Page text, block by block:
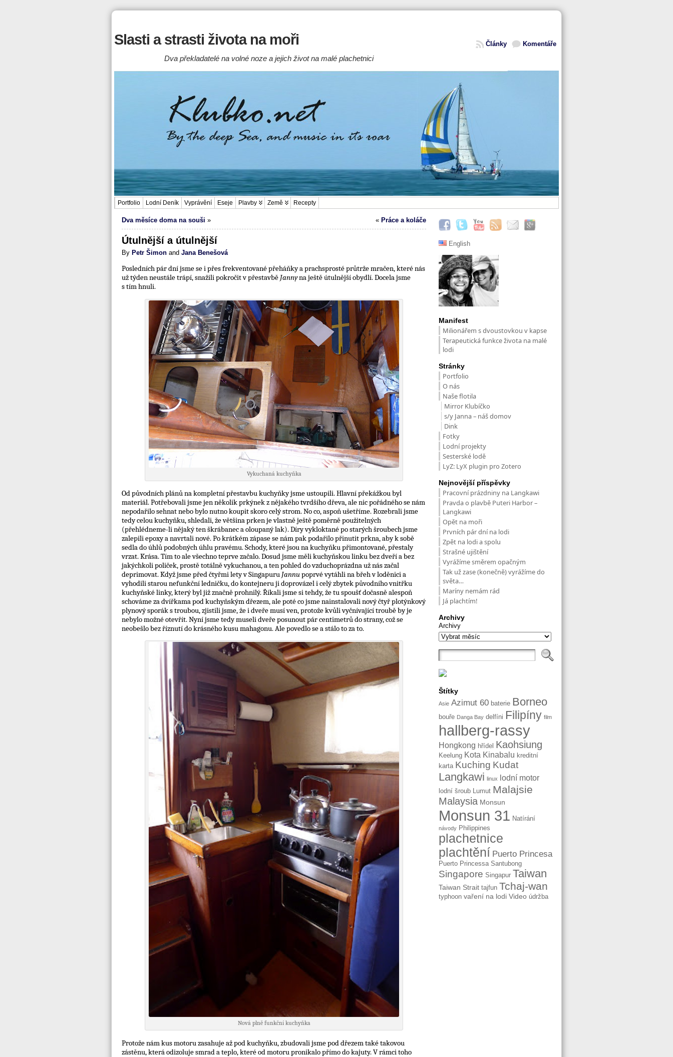
Slasti a strasti života na moři
Dva překladatelé na volné noze a jejich život na malé plachetnici
Komentáře
Články
Portfolio Lodní Deník Vyprávění Eseje Plavby Země Recepty
Dva měsíce doma na souši » « Práce a koláče
Útulnější a útulnější
By Petr Šimon and Jana Benešová
Posledních pár dní jsme se i přes frekventované přeháňky a prachsprosté průtrže mračen, které nás
už týden neustále trápí, snažili pokročit v přestavbě Jannyna ještě útulnější obydlí. Docela jsme
s tím hnuli.
Vykuchaná kuchyňka
Od původních plánů na kompletní přestavbu kuchyňky jsme ustoupili. Hlavní překážkou byl
materiál. Potřebovali jsme jen několik prkýnek z nějakého tvrdšího dřeva, ale nic pořádného se nám
nepodařilo sehnat nebo bylo nutno koupit skoro celý strom. No co, aspoň ušetříme. Rozebrali jsme
tedy celou kuchyňku, shledali, že většina prken je vlastně ještě poměrně použitelných
(přehlédneme-li nějaký ten škrábanec a oloupaný lak). Díry vykloktané po starých šroubech jsme
zalepili epoxy a navrtali nové. Po krátkém zápase se nám pak podařilo přinutit prkna, aby k sobě
sedla do úhlů podobných úhlu pravému. Schody, které jsou na kuchyňku přimontované, přestaly
vrzat. Krása. Tím to ale všechno teprve začalo. Dosud jsme měli kuchyňskou linku bez dveří a bez
jakýchkoli poliček, prostě totálně vykuchanou, a ten pohled do vzduchoprázdna už nás začal
deprimovat. Když jsme před čtyřmi lety v Singapuru Jannupoprvé vytáhli na břeh v loděnici a
vyhodili starou nefunkční ledničku, do kontejneru ji doprovázel i celý zbytek původního vnitřku
kuchyňské linky, který byl již značně prohnilý. Říkali jsme si tehdy, že tu spoušť dočasně alespoň
schováme za dvířkama pod kuchyňským dřezem, ale poté co jsme nainstalovali nový čtyř plotýnkový
plynový sporák s troubou, zjistili jsme, že i dveře musí ven, protože kvůli vyčnívající troubě by je
nebylo možné otevřít. Nyní jsme tedy museli dveře posunout pár centimetrů do strany, což se
neobešlo bez říznutí do krásného kusu mahagonu. Ale povedlo se a stálo to za to.
Nová plně funkční kuchyňka
Protože nám kus motoru zasahuje až pod kuchyňku, zbudovali jsme pod dřezem také takovou
zástěnu, která odizoluje smrad a teplo, které od motoru pronikalo přímo do kajuty. V rámci toho
English
Manifest
Milionářem s dvoustovkou v kapse
Terapeutická funkce života na malé
lodi
Stránky
Portfolio
O nás
Naše flotila
Mirror Klubíčko
s/y Janna – náš domov
Dink
Fotky
Lodní projekty
Sesterské lodě
LyZ: LyX plugin pro Zotero
Nejnovější příspěvky
Pracovní prázdniny na Langkawi
Pravda o plavbě Puteri Harbor –
Langkawi
Opět na moři
Prvních pár dní na lodi
Zpět na lodi a spolu
Strašné ujištění
Vyrážíme směrem opačným
Tak už zase (konečně) vyrážíme do
světa…
Maríny nemám rád
Já plachtím!
Archivy
Archivy
Štítky
Asie Azimut 60 baterie Borneo
bouře Danga Bay delfíni Filipíny film
hallberg-rassy
Hongkong hřídel Kaohsiung
Keelung Kota Kinabalu kreditní
karta Kuching Kudat
Langkawi linux lodní motor
lodní šroub Lumut Malajsie
Malaysia Monsun
Monsun 31 Natírání
návody Philippines
plachetnice
plachtění Puerto Princesa
Puerto Princessa Santubong
Singapore Singapur Taiwan
Taiwan Strait tajfun Tchaj-wan
typhoon vaření na lodi Video údržba